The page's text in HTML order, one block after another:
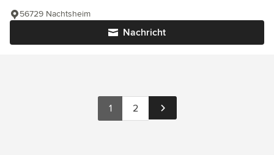
Nachricht
56729 Nachtsheim
1 2